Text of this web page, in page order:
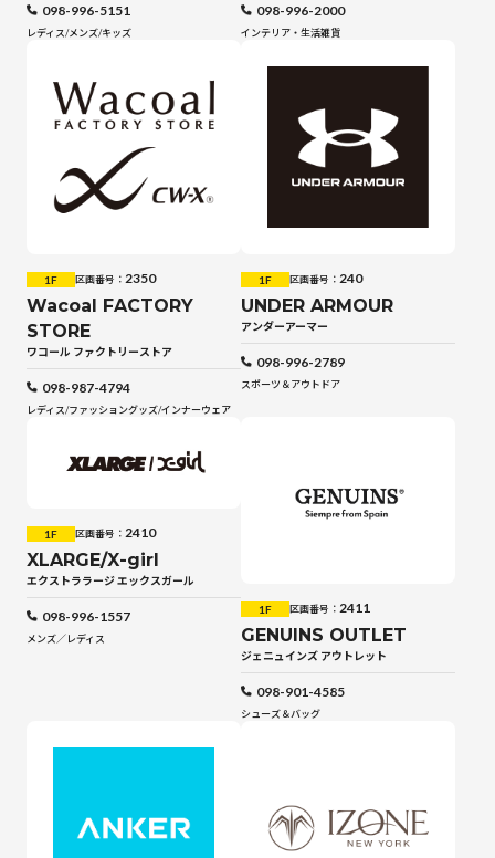
098-996-5151
レディス/メンズ/キッズ
098-996-2000
インテリア・生活雑貨
1F 区画番号： 2350
Wacoal FACTORY
STORE
ワコール ファクトリーストア
098-987-4794
レディス/ファッショングッズ/インナーウェア
1F 区画番号： 240
UNDER ARMOUR
アンダーアーマー
098-996-2789
スポーツ＆アウトドア
1F 区画番号： 2410
XLARGE/X-girl
エクストララージ エックスガール
098-996-1557
メンズ／レディス
1F 区画番号： 2411
GENUINS OUTLET
ジェニュインズ アウトレット
098-901-4585
シューズ＆バッグ